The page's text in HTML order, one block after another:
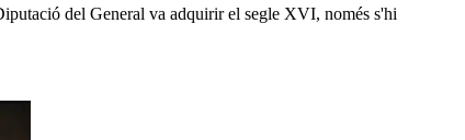
del General va adquirir el segle XVI, només s'hi